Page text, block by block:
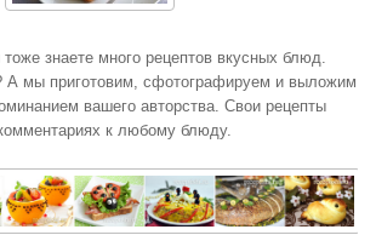
знаете много рецептов вкусных блюд.
А мы приготовим, сфотографируем и выложим
вашего авторства. Свои рецепты
к любому блюду.